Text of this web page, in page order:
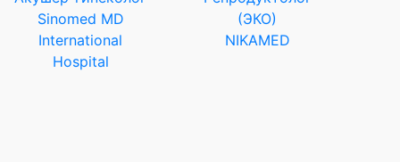
Sinomed MD
International
Hospital
(ЭКО)
NIKAMED